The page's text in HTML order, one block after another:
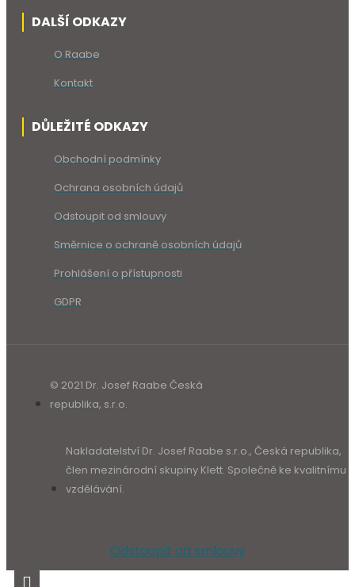
DALŠÍ ODKAZY
O Raabe
Kontakt
DŮLEŽITÉ ODKAZY
Obchodní podmínky
Ochrana osobních údajů
Odstoupit od smlouvy
Směrnice o ochraně osobních údajů
Prohlášení o přístupnosti
GDPR
© 2021 Dr. Josef Raabe Česká
republika, s.r.o.
Nakladatelství Dr. Josef Raabe s.r.o., Česká republika,
člen mezinárodní skupiny Klett. Společně ke kvalitnímu
vzdělávání.
Odstoupit od smlouvy